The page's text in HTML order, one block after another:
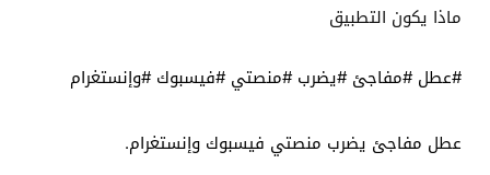
ماذا يكون التطبيق
#عطل #مفاجئ #يضرب #منصتي #فيسبوك #وإنستغرام
عطل مفاجئ يضرب منصتي فيسبوك وإنستغرام.